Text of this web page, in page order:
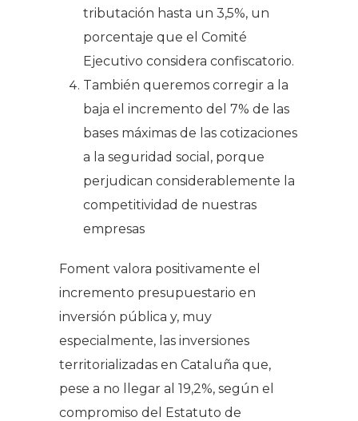
tributación hasta un 3,5%, un
porcentaje que el Comité
Ejecutivo considera confiscatorio.
También queremos corregir a la
baja el incremento del 7% de las
bases máximas de las cotizaciones
a la seguridad social, porque
perjudican considerablemente la
competitividad de nuestras
empresas
Foment valora positivamente el
incremento presupuestario en
inversión pública y, muy
especialmente, las inversiones
territorializadas en Cataluña que,
pese a no llegar al 19,2%, según el
compromiso del Estatuto de